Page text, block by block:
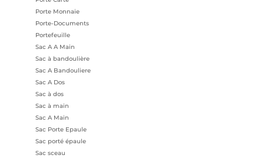
Porte Monnaie
Porte-Documents
Portefeuille
Sac A A Main
Sac à bandoulière
Sac A Bandouliere
Sac A Dos
Sac à dos
Sac à main
Sac A Main
Sac Porte Epaule
Sac porté épaule
Sac sceau